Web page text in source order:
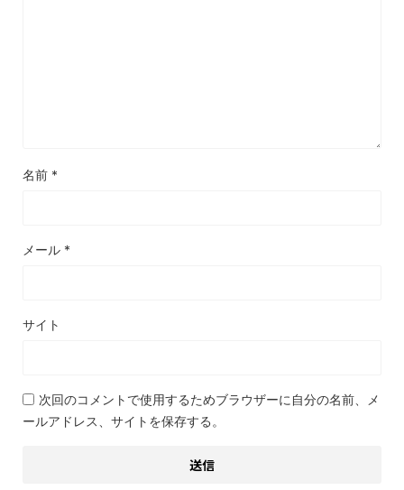
名前 *
メール *
サイト
次回のコメントで使用するためブラウザーに自分の名前、メ
ールアドレス、サイトを保存する。